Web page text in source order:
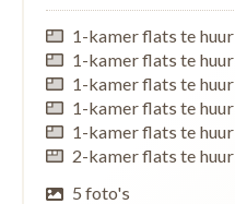
1-kamer flats te huur
1-kamer flats te huur
1-kamer flats te huur
1-kamer flats te huur
1-kamer flats te huur
2-kamer flats te huur
5 foto's